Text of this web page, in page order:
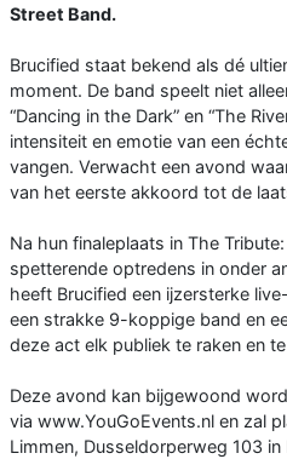
Street Band.
Brucified staat bekend als dé
moment. De band speelt niet
“Dancing in the Dark” en “The
intensiteit en emotie van een
vangen. Verwacht een avond
van het eerste akkoord tot de
Na hun finaleplaats in The
spetterende optredens in onder
heeft Brucified een ijzersterke
een strakke 9-koppige band en
deze act elk publiek te raken en
Deze avond kan bijgewoond
via www.YouGoEvents.nl en zal
Limmen, Dusseldorperweg 103